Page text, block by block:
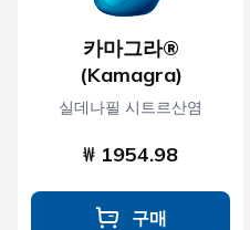
카마그라®
(Kamagra)
실데나필 시트르산염
₩ 1954.98
구매